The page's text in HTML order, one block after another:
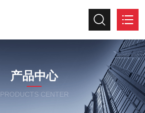
产品中心
PRODUCTS CENTER